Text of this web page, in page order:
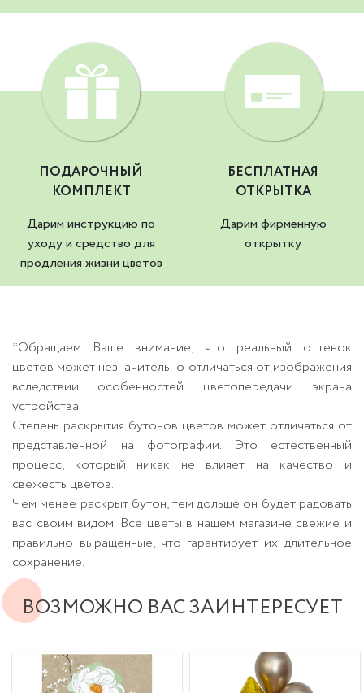
ПОДАРОЧНЫЙ
КОМПЛЕКТ
Дарим инструкцию по
уходу и средство для
продления жизни цветов
БЕСПЛАТНАЯ
ОТКРЫТКА
Дарим фирменную
открытку
*Обращаем Ваше внимание, что реальный оттенок
цветов может незначительно отличаться от изображения
вследствии особенностей цветопередачи экрана
устройства.
Степень раскрытия бутонов цветов может отличаться от
представленной на фотографии. Это естественный
процесс, который никак не влияет на качество и
свежесть цветов.
Чем менее раскрыт бутон, тем дольше он будет радовать
вас своим видом. Все цветы в нашем магазине свежие и
правильно выращенные, что гарантирует их длительное
сохранение.
ВОЗМОЖНО ВАС ЗАИНТЕРЕСУЕТ